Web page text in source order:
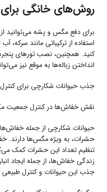
روش‌های خانگی
برای دفع مگس و پشه می‌توانید
استفاده از ترکیباتی مانند سرکه،
کنید. همچنین، نصب تورهای
انداختن زباله‌ها به موقع نیز
جذب حیوانات شکارچی برای
نقش خفاش‌ها در کنترل جمعیت
حیوانات شکارچی از جمله
حشرات، به ویژه مگس‌ها دارند.
تنظیم تعداد این حشرات کمک
زندگی خفاش‌ها، از جمله ایجاد
جذب این حیوانات و کنترل